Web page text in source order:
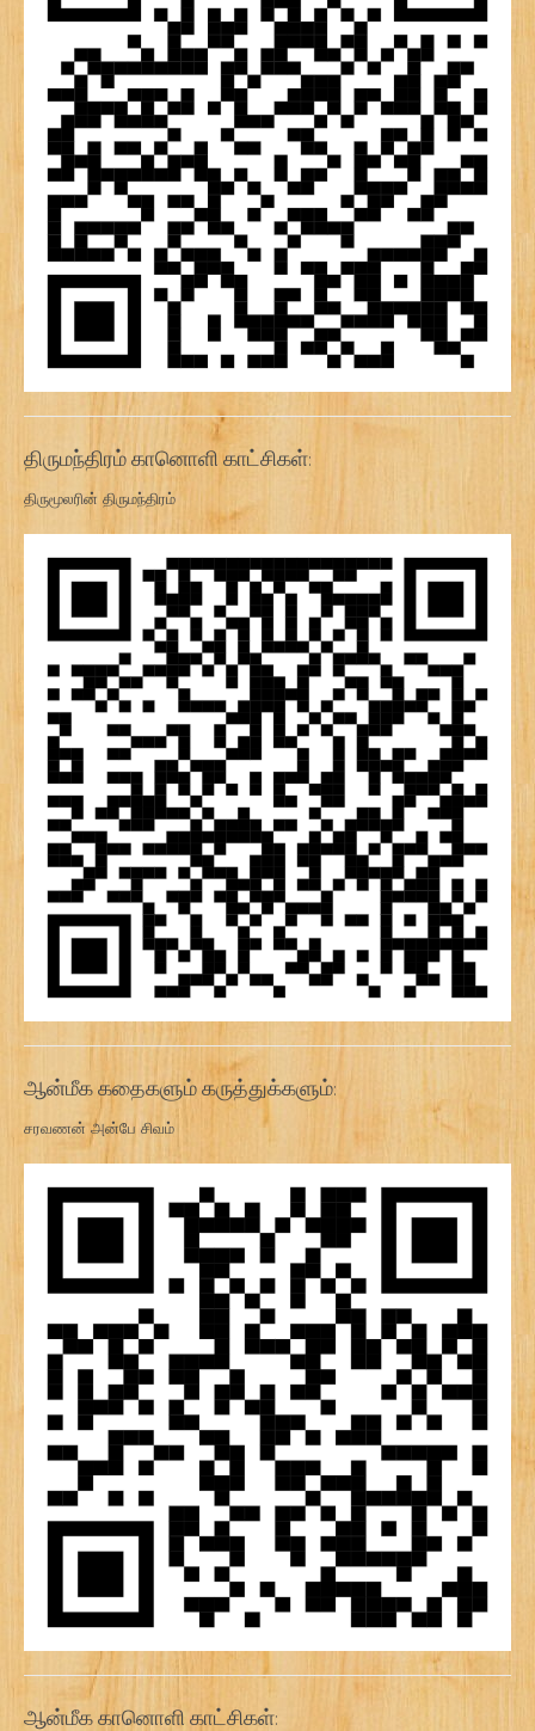
திருமந்திரம் கானொளி காட்சிகள்:
திருமூலரின் திருமந்திரம்
ஆன்மீக கதைகளும் கருத்துக்களும்:
சரவணன் அன்பே சிவம்
ஆன்மீக கானொளி காட்சிகள்: